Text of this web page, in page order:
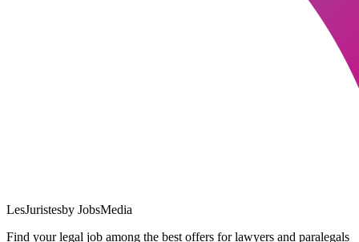
LesJuristesby JobsMedia
Find your legal job among the best offers for lawyers and paralegals